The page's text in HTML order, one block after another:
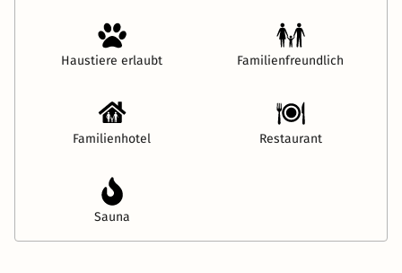
Haustiere erlaubt Familienfreundlich
Familienhotel Restaurant
Sauna